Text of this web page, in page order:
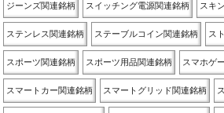
ジーンズ関連銘柄 スイッチング電源関連銘柄 スキ
ステンレス関連銘柄 ステーブルコイン関連銘柄 ス
スポーツ関連銘柄 スポーツ用品関連銘柄 スマホゲ
スマートカー関連銘柄 スマートグリッド関連銘柄